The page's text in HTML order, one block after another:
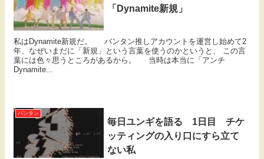
「Dynamite新規」
私はDynamite新規だ。 バンタン推しアカウントを運営し始めて2
年、なぜいまだに「新規」という言葉を使うのかというと、 この言
葉には色々思うところがあるから。 当時は本当に「アンチ
Dynamite...
バンタン
毎日ユンギを語る 1日目 チケ
ッティングの入り口にすら立て
ない私